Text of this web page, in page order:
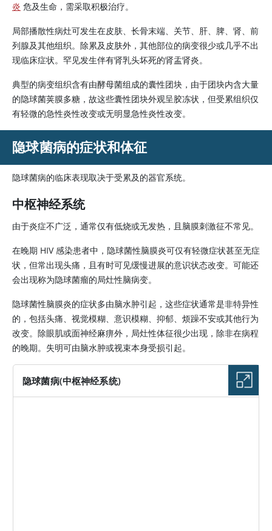
炎 危及生命，需采取积极治疗。
局部播散性病灶可发生在皮肤、长骨末端、关节、肝、脾、肾、前
列腺及其他组织。除累及皮肤外，其他部位的病变很少或几乎不出
现临床症状。罕见发生伴有肾乳头坏死的肾盂肾炎。
典型的病变组织含有由酵母菌组成的囊性团块，由于团块内含大量
的隐球菌荚膜多糖，故这些囊性团块外观呈胶冻状，但受累组织仅
有轻微的急性炎性改变或无明显急性炎性改变。
隐球菌病的症状和体征
隐球菌病的临床表现取决于受累及的器官系统。
中枢神经系统
由于炎症不广泛，通常仅有低烧或无发热，且脑膜刺激征不常见。
在晚期 HIV 感染患者中，隐球菌性脑膜炎可仅有轻微症状甚至无症
状，但常出现头痛，且有时可见缓慢进展的意识状态改变。可能还
会出现称为隐球菌瘤的局灶性脑病变。
隐球菌性脑膜炎的症状多由脑水肿引起，这些症状通常是非特异性
的，包括头痛、视觉模糊、意识模糊、抑郁、烦躁不安或其他行为
改变。除眼肌或面神经麻痹外，局灶性体征很少出现，除非在病程
的晚期。失明可由脑水肿或视束本身受损引起。
隐球菌病(中枢神经系统)